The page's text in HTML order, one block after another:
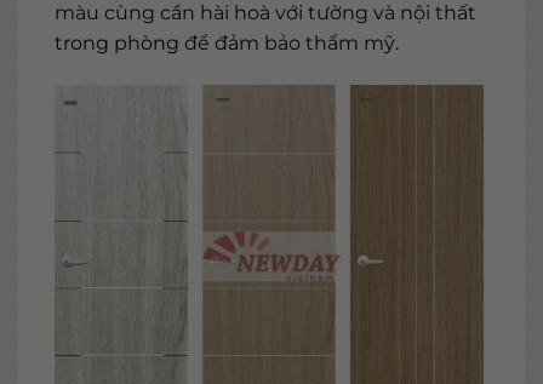
màu cùng cần hài hoà với tường và nội thất
trong phòng để đảm bảo thẩm mỹ.